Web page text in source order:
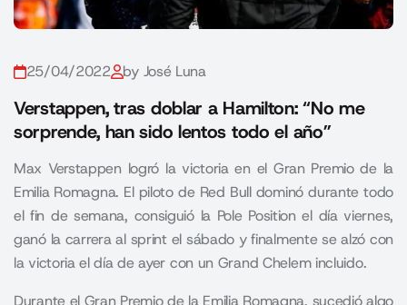
25/04/2022 by José Luna
Verstappen, tras doblar a Hamilton: “No me
sorprende, han sido lentos todo el año”
Max Verstappen logró la victoria en el Gran Premio de la
Emilia Romagna. El piloto de Red Bull dominó durante todo
el fin de semana, consiguió la Pole Position el día viernes,
ganó la carrera al sprint el sábado y finalmente se alzó con
la victoria el día de ayer con un Grand Chelem incluido.
Durante el Gran Premio de la Emilia Romagna, sucedió algo